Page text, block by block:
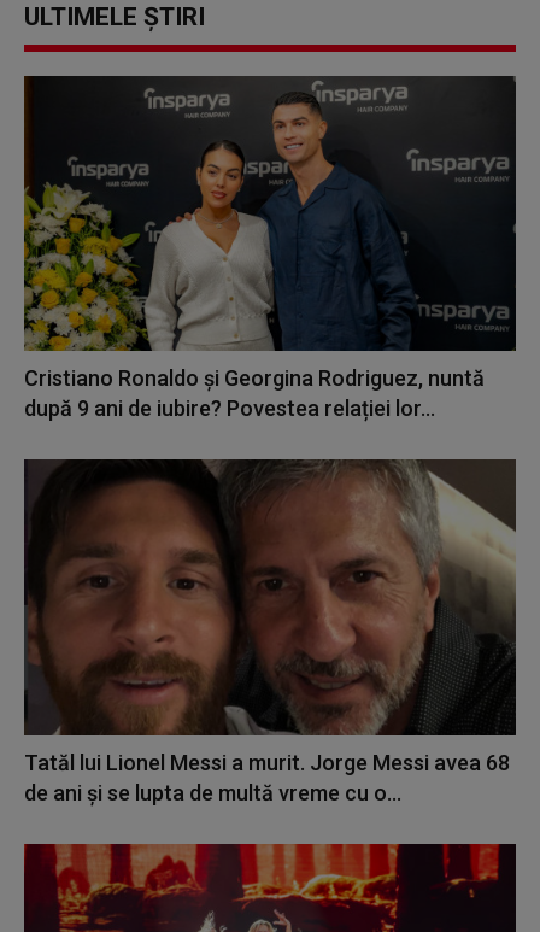
ULTIMELE ȘTIRI
Cristiano Ronaldo și Georgina Rodriguez, nuntă
după 9 ani de iubire? Povestea relației lor...
Tatăl lui Lionel Messi a murit. Jorge Messi avea 68
de ani și se lupta de multă vreme cu o...